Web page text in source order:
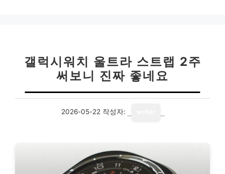
갤럭시워치 울트라 스트랩 2주
써보니 진짜 좋네요
2026-05-22 작성자: